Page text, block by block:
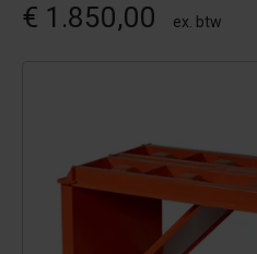
€ 1.850,00
ex. btw